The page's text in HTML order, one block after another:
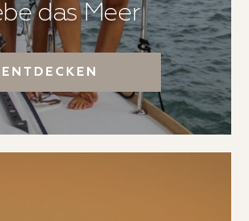
das Meer
ENTDECKEN